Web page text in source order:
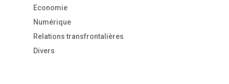
Economie
Numérique
Relations transfrontalières
Divers